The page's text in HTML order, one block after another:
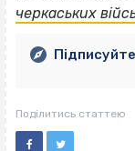
черкаських
Поділитись статтею